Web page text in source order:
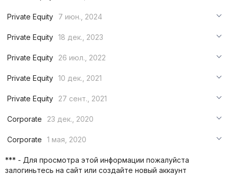
***
Private Equity
7 июн., 2024
***
Private Equity 18 дек., 2023
***
Private Equity
26 июл., 2022
***
Private Equity 10 дек., 2021
***
Private Equity
27 сент., 2021
***
Corporate
23 дек., 2020
***
Corporate
1 мая, 2020
*** - Для просмотра этой информации пожалуйста
залогиньтесь на сайт или создайте новый аккаунт